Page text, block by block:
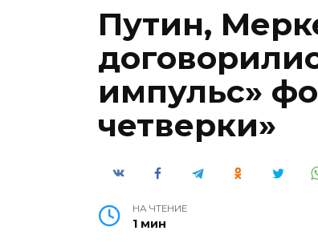
Путин,
импульс»
четверки»
НА ЧТЕНИЕ
1 мин